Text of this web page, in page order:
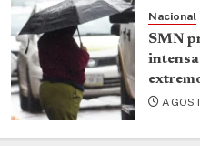
Nacional
SMN